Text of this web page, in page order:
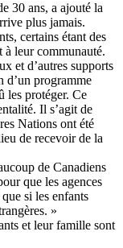
30 ans, a ajouté la
plus jamais.
certains étant des
à leur communauté.
et d’autres supports
d’un programme
les protéger. Ce
Il s’agit de
Nations ont été
de recevoir de la
de Canadiens
que les agences
si les enfants
»
et leur famille sont